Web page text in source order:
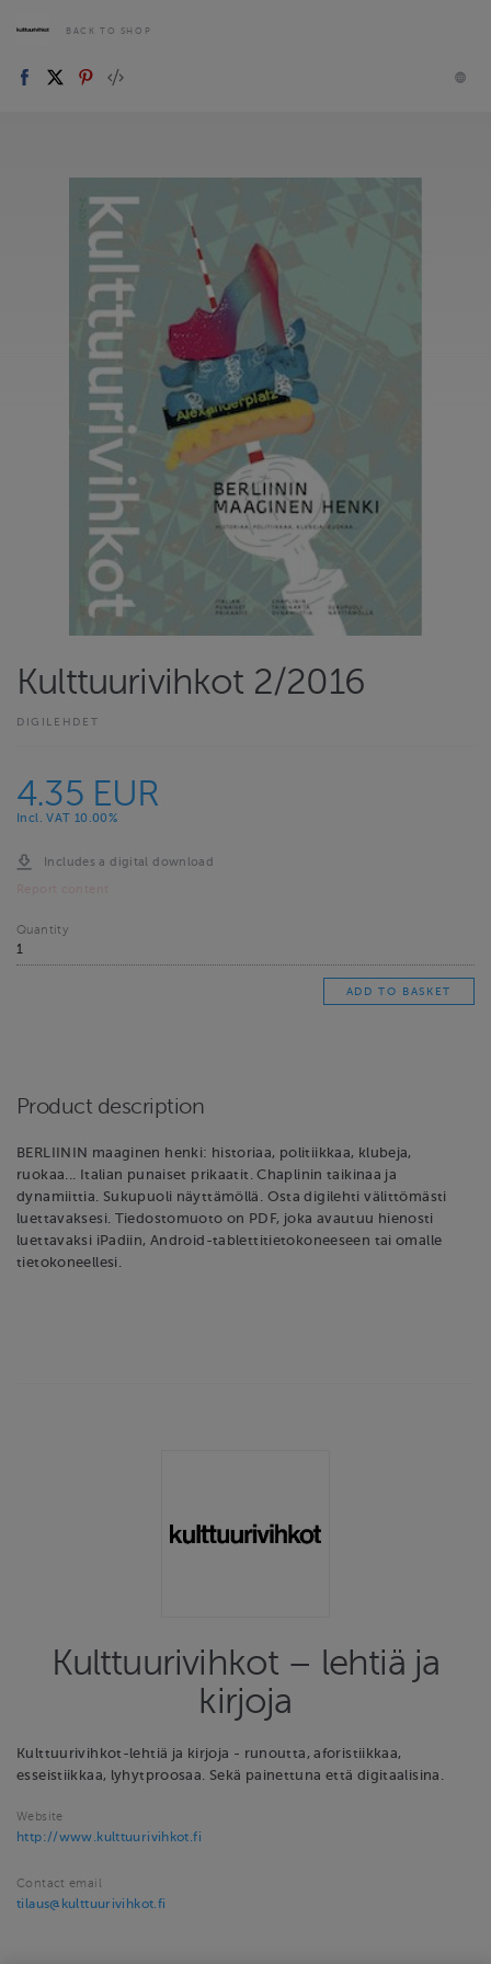
BACK TO SHOP
Kulttuurivihkot 2/2016
DIGILEHDET
4.35 EUR
Incl. VAT 10.00%
Includes a digital download
Quantity
Product description
BERLIININ maaginen henki: historiaa, politiikkaa, klubeja,
ruokaa... Italian punaiset prikaatit. Chaplinin taikinaa ja
dynamiittia. Sukupuoli näyttämöllä. Osta digilehti välittömästi
luettavaksesi. Tiedostomuoto on PDF, joka avautuu hienosti
luettavaksi iPadiin, Android-tablettitietokoneeseen tai omalle
tietokoneellesi.
Kulttuurivihkot – lehtiä ja
kirjoja
Kulttuurivihkot-lehtiä ja kirjoja - runoutta, aforistiikkaa,
esseistiikkaa, lyhytproosaa. Sekä painettuna että digitaalisina.
Website
http://www.kulttuurivihkot.fi
Contact email
tilaus@kulttuurivihkot.fi